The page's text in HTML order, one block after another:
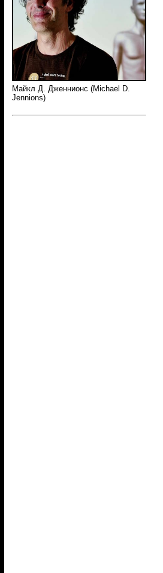
Майкл Д. Дженнионс (Michael D.
Jennions)